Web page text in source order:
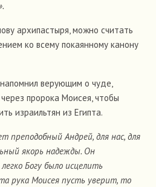
архипастыря, можно считать
ко всему покаянному канону
верующим о чуде,
пророка Моисея, чтобы
израильтян из Египта.
преподобный Андрей, для нас, для
якорь надежды. Он
Богу было исцелить
рука Моисея пусть уверит, то